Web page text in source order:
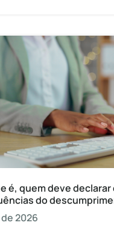
é, quem deve declarar
do
2026